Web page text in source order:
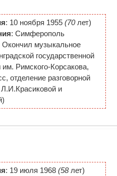
: 10 ноября 1955 (70лет)
: Симферополь
Окончил музыкальное
государственной
им. Римского-Корсакова,
отделение разговорной
и
: 19 июля 1968 (58лет)